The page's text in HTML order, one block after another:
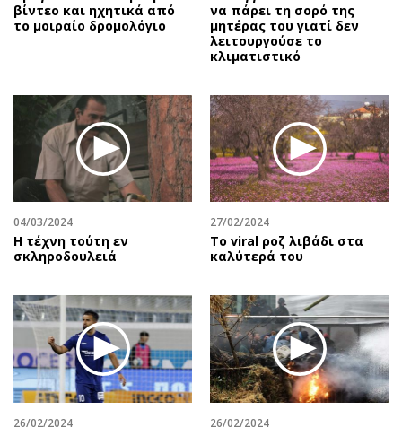
βίντεο και ηχητικά από
το μοιραίο δρομολόγιο
να πάρει τη σορό της
μητέρας του γιατί δεν
λειτουργούσε το
κλιματιστικό
04/03/2024
Η τέχνη τούτη εν
σκληροδουλειά
27/02/2024
Το viral ροζ λιβάδι στα
καλύτερά του
26/02/2024 26/02/2024